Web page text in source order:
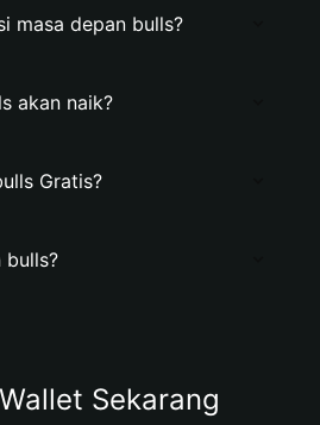
masa depan bulls?
akan naik?
Gratis?
bulls?
Sekarang